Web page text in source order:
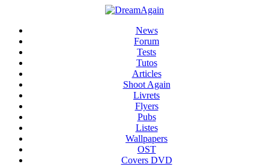
News
Forum
Tests
Tutos
Articles
Shoot Again
Livrets
Flyers
Pubs
Listes
Wallpapers
OST
Covers DVD